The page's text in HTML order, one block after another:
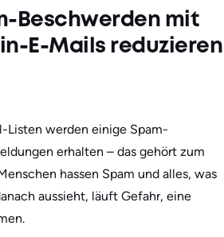
Beschwerden mit
E-Mails reduzieren
Listen werden einige Spam-
erhalten – das gehört zum
hassen Spam und alles, was
aussieht, läuft Gefahr, eine